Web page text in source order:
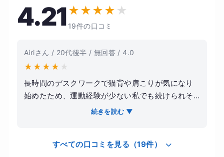
4.21★★★★ ★
19件の口コミ
Airiさん / 20代後半 / 無回答 / 4.0
★ ★ ★ ★ ★
長時間のデスクワークで猫背や肩こりが気になり
始めたため、運動経験が少ない私でも続けられそ
うなSTUDIO IVYに通うことにしました。ジムで筋
ティスを中心に行い、自分では気づかなかった身
続きを読む ▼
すべての口コミを見る（19件）